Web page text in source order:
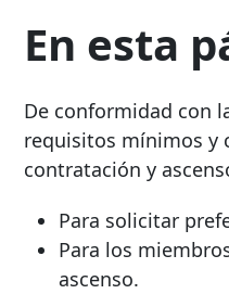
En esta
De conformidad con
requisitos mínimos y
contratación y
Para solicitar
Para los
ascenso.